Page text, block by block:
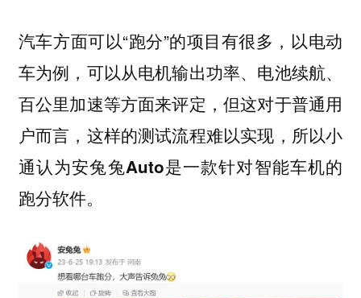
汽车方面可以“跑分”的项目有很多，以电动
车为例，可以从电机输出功率、电池续航、
百公里加速等方面来评定，但这对于普通用
户而言，这样的测试流程难以实现， 所以小
通认为安兔兔Auto是一款针对智能车机的
跑分软件。